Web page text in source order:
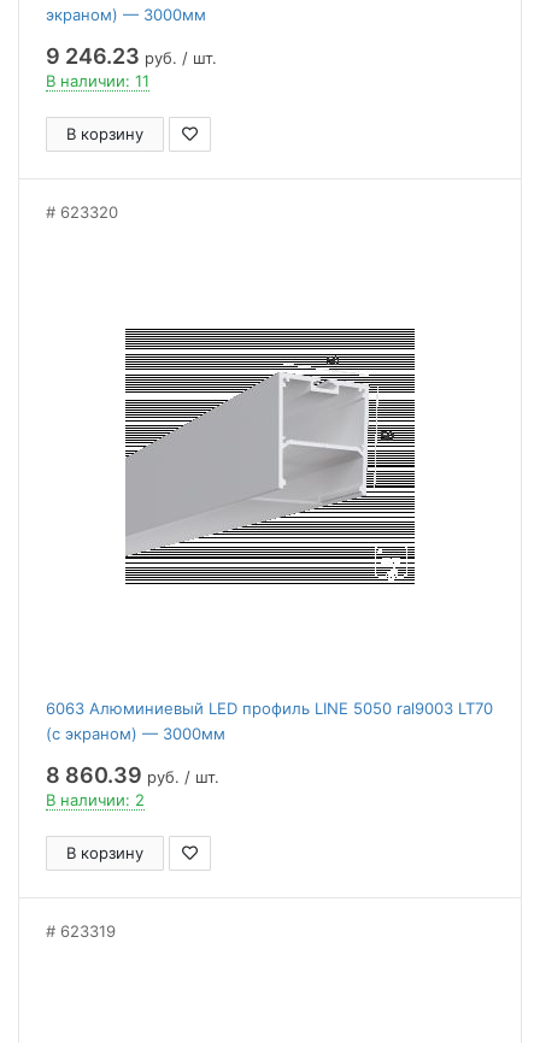
экраном) — 3000мм
9 246.23 руб. / шт.
В наличии: 11
В корзину
623320
6063 Алюминиевый LED профиль LINE 5050 ral9003 LT70
(с экраном) — 3000мм
8 860.39 руб. / шт.
В наличии: 2
В корзину
623319